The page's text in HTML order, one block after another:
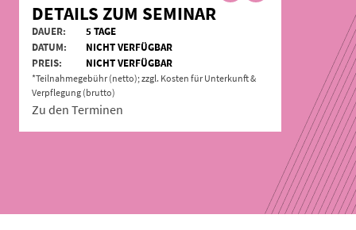
DETAILS ZUM SEMINAR
DAUER:
5 TAGE
DATUM:
NICHT VERFÜGBAR
PREIS:
NICHT VERFÜGBAR
*Teilnahmegebühr (netto); zzgl. Kosten für Unterkunft &
Verpflegung (brutto)
Zu den Terminen